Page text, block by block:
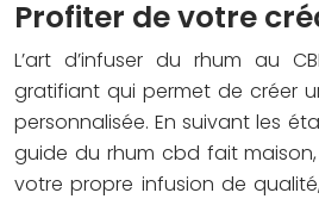
Profiter de votre
L’art d’infuser du rhum au
gratifiant qui permet de créer
personnalisée. En suivant les
guide du rhum cbd fait
votre propre infusion de